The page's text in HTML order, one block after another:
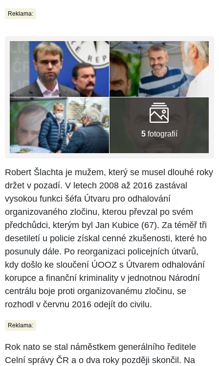
Reklama:
5fotografií
Robert Šlachta je mužem, který se musel dlouhé roky
držet v pozadí. V letech 2008 až 2016 zastával
vysokou funkci šéfa Útvaru pro odhalování
organizovaného zločinu, kterou převzal po svém
předchůdci, kterým byl Jan Kubice (67). Za téměř tři
desetiletí u policie získal cenné zkušenosti, které ho
posunuly dále. Po reorganizaci policejních útvarů,
kdy došlo ke sloučení ÚOOZ s Útvarem odhalování
korupce a finanční kriminality v jednotnou Národní
centrálu boje proti organizovanému zločinu, se
rozhodl v červnu 2016 odejít do civilu.
Reklama:
Rok nato se stal náměstkem generálního ředitele
Celní správy ČR a o dva roky později skončil. Na